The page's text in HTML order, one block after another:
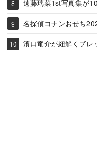
遠藤璃菜1st写真集が
名探偵コナンおせち
濱口竜介が紐解くブレ